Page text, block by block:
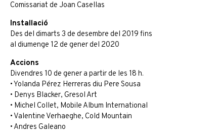
Comissariat de Joan Casellas
Instal·lació
Des del dimarts 3 de desembre del 2019 fins
al diumenge 12 de gener del 2020
Accions
Divendres 10 de gener a partir de les 18 h.
• Yolanda Pérez Herreras diu Pere Sousa
• Denys Blacker, Gresol Art
• Michel Collet, Mobile Album International
• Valentine Verhaeghe, Cold Mountain
• Andres Galeano